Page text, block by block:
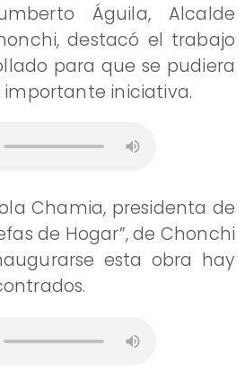
Águila, Alcalde
destacó el trabajo
para que se pudiera
iniciativa.
Chamia, presidenta de
de Hogar”, de Chonchi
esta obra hay